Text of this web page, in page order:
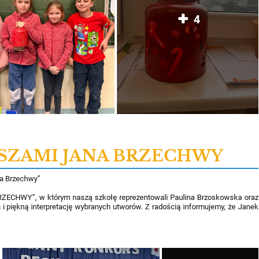
4
JANA BRZECHWY
Brzechwy”
w którym naszą szkołę reprezentowali Paulina Brzoskowska oraz
interpretację wybranych utworów. Z radością informujemy, że Janek